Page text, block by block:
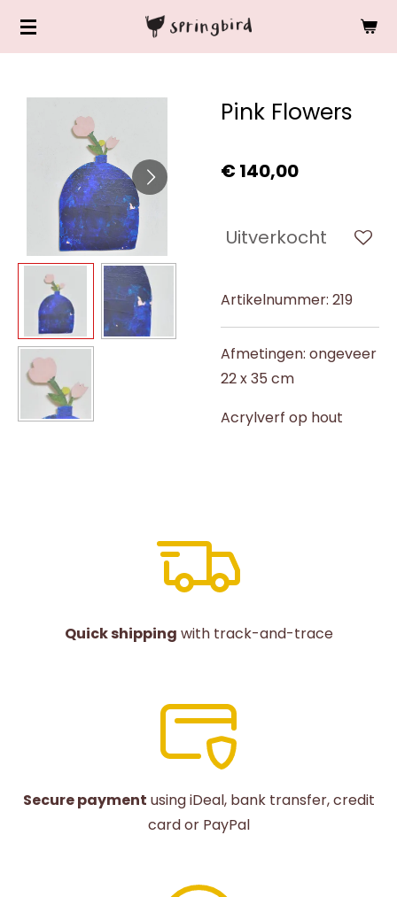
Ga
hoofdinhoud
Pink Flowers
€ 140,00
Uitverkocht
Artikelnummer: 219
Afmetingen: ongeveer
22 x 35 cm
Acrylverf op hout
Quick shipping with track-and-trace
Secure payment using iDeal, bank transfer, credit
card or PayPal